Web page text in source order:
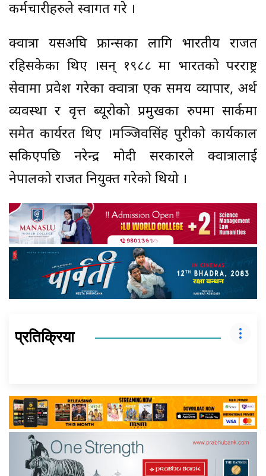
कर्मचारीहरुले स्वागत गरे ।
क्वात्रा यसअघि फ्रान्सका लागि भारतीय राजदूत
रहिसकेका थिए ।सन् १९८८ मा भारतको परराष्ट्र
सेवामा प्रवेश गरेका क्वात्रा एक समय व्यापार, अर्थ
व्यवस्था र वृत्त ब्यूरोको प्रमुखका रुपमा सार्कमा
समेत कार्यरत थिए ।मञ्जिवसिंह पुरीको कार्यकाल
सकिएपछि नरेन्द्र मोदी सरकारले क्वात्रालाई
नेपालको राजदूत नियुक्त गरेको थियो ।
प्रतिक्रिया